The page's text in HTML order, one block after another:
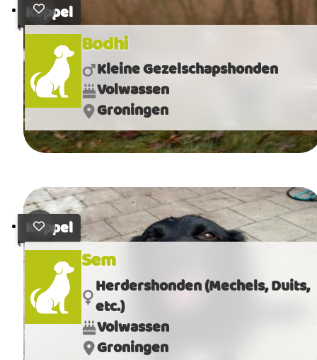
Koppel
Bodhi
Kleine Gezelschapshonden
Volwassen
Groningen
Koppel
Sem
Herdershonden (Mechels, Duits,
etc.)
Volwassen
Groningen